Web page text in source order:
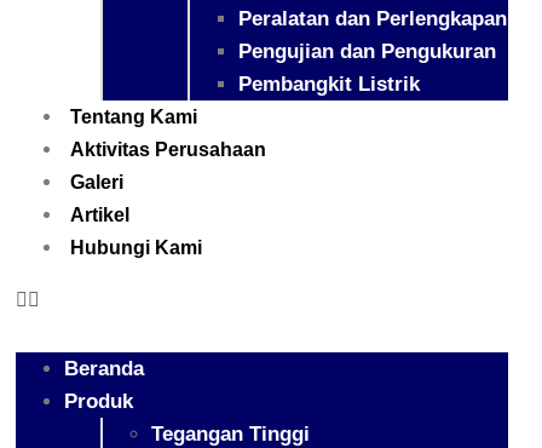
Peralatan dan Perlengkapan
Pengujian dan Pengukuran
Pembangkit Listrik
Tentang Kami
Aktivitas Perusahaan
Galeri
Artikel
Hubungi Kami
Beranda
Produk
Tegangan Tinggi